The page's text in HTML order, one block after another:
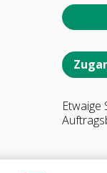
G-
90°,
Messing
•